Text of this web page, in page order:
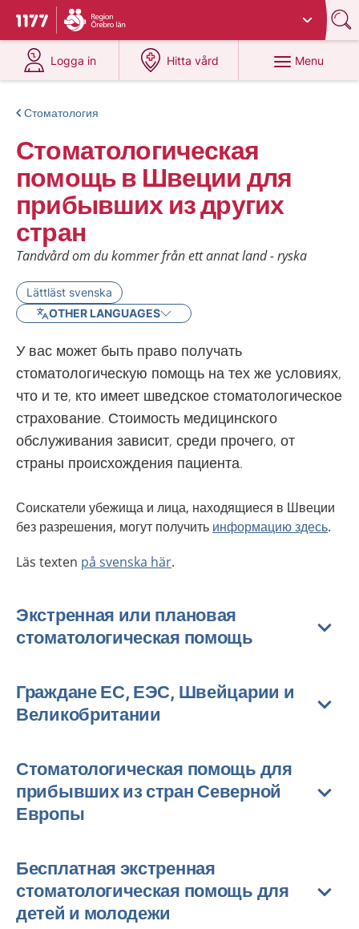
To start page for 1177
Du har valt region
Logga in
at 1177.se
Hitta vård
at 1177.se
Menu
Стоматология
Стоматологическая
помощь в Швеции для
прибывших из других
стран
Tandvård om du kommer från ett annat land - ryska
Lättläst svenska
OTHER LANGUAGES
У вас может быть право получать
стоматологическую помощь на тех же условиях,
что и те, кто имеет шведское стоматологическое
страхование. Стоимость медицинского
обслуживания зависит, среди прочего, от
страны происхождения пациента.
Соискатели убежища и лица, находящиеся в Швеции
без разрешения, могут получить информацию здесь.
Läs texten på svenska här.
Экстренная или плановая
стоматологическая помощь
Граждане ЕС, ЕЭС, Швейцарии и
Великобритании
Стоматологическая помощь для
прибывших из стран Северной
Европы
Бесплатная экстренная
стоматологическая помощь для
детей и молодежи